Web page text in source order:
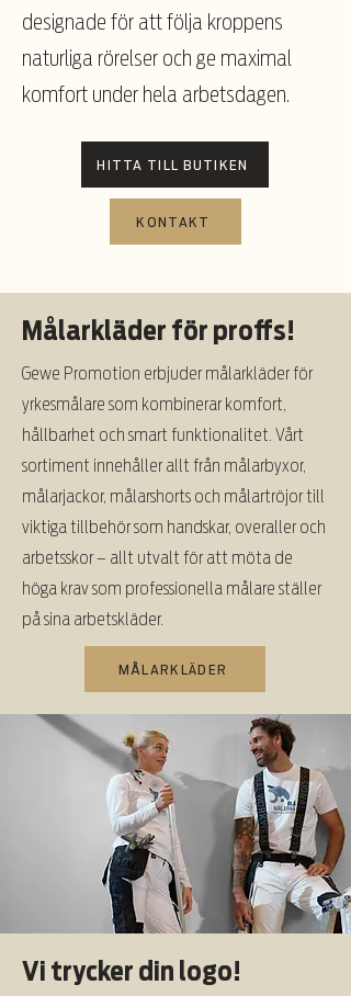
designade för att följa kroppens
naturliga rörelser och ge maximal
komfort under hela arbetsdagen.
HITTA TILL BUTIKEN
KONTAKT
Målarkläder för proffs!
Gewe Promotion erbjuder målarkläder för
yrkesmålare som kombinerar komfort,
hållbarhet och smart funktionalitet. Vårt
sortiment innehåller allt från målarbyxor,
målarjackor, målarshorts och målartröjor till
viktiga tillbehör som handskar, overaller och
arbetsskor – allt utvalt för att möta de
höga krav som professionella målare ställer
på sina arbetskläder.
MÅLARKLÄDER
Vi trycker din logo!